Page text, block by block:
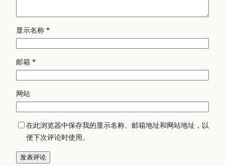
显示名称 *
邮箱 *
网站
在此浏览器中保存我的显示名称、邮箱地址和网站地址，以
便下次评论时使用。